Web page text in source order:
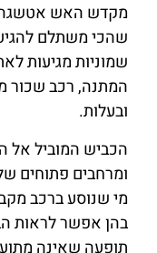
שהכי משתלם
שמוניות מגיעות
המתנה, רכב שכור
ובעלות.
הכביש המוביל אל
מי שנוסע ברכב
בהן אפשר לראות
תופעה שאינה